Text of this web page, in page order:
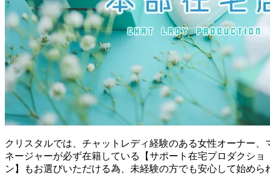
クリスタルでは、チャットレディ経験のある女性オーナー、
ネージャーが必ず在籍している【サポート在宅プロダクショ
ン】もお選びいただける為、未経験の方でも安心して始めら